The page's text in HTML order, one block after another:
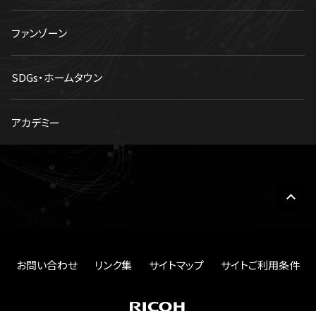
ファンゾーン
SDGs・ホームタウン
アカデミー
お問い合わせ リンク集 サイトマップ サイトご利用条件